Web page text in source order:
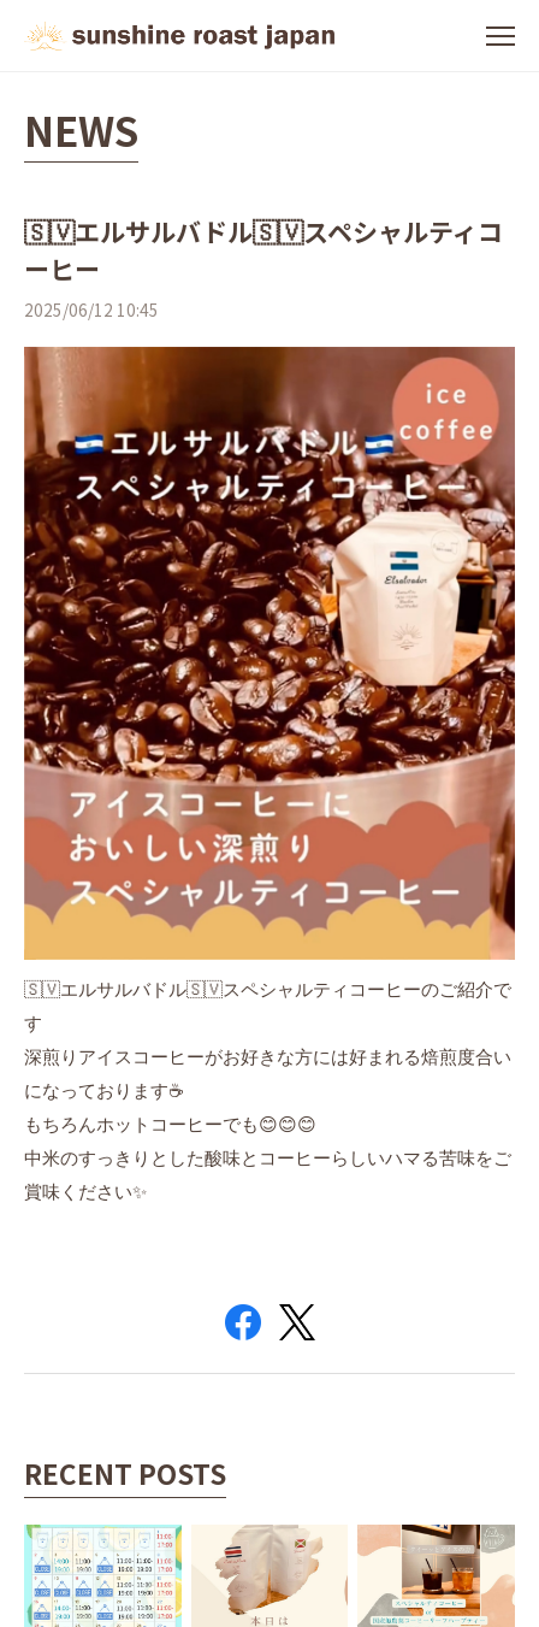
NEWS
🇸🇻エルサルバドル🇸🇻スペシャルティコ
ーヒー
2025/06/12 10:45
🇸🇻エルサルバドル🇸🇻スペシャルティコーヒーのご紹介で
す
深煎りアイスコーヒーがお好きな方には好まれる焙煎度合い
になっております☕️
もちろんホットコーヒーでも😊😊😊
中米のすっきりとした酸味とコーヒーらしいハマる苦味をご
賞味ください✨
RECENT POSTS